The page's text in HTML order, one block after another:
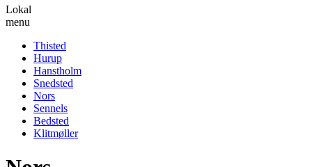
Lokal
menu
Thisted
Hurup
Hanstholm
Snedsted
Nors
Sennels
Bedsted
Klitmøller